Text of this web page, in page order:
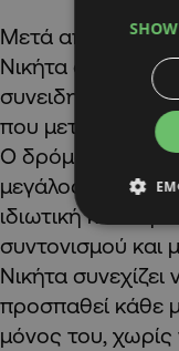
Μετά από 173
Νικήτα αρχίζει
συνειδητοποιεί
που μετά το
Ο δρόμος προς
μεγάλος κι
ιδιωτική
συντονισμού και
Νικήτα συνεχίζει
προσπαθεί κάθε
μόνος του, χωρίς